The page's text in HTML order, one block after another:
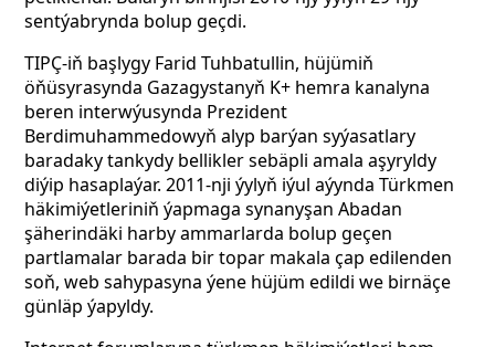
sentýabrynda bolup geçdi.
TIPÇ-iň başlygy Farid Tuhbatullin, hüjümiň
öňüsyrasynda Gazagystanyň K+ hemra kanalyna
beren interwýusynda Prezident
Berdimuhammedowyň alyp barýan syýasatlary
baradaky tankydy bellikler sebäpli amala aşyryldy
diýip hasaplaýar. 2011-nji ýylyň iýul aýynda Türkmen
häkimiýetleriniň ýapmaga synanyşan Abadan
şäherindäki harby ammarlarda bolup geçen
partlamalar barada bir topar makala çap edilenden
soň, web sahypasyna ýene hüjüm edildi we birnäçe
günläp ýapyldy.